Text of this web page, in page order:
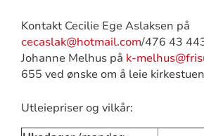
Kontakt Cecilie Ege Aslaksen på
cecaslak@hotmail.com/476 43
Johanne Melhus på k-
655 ved ønske om å leie
Utleiepriser og vilkår: